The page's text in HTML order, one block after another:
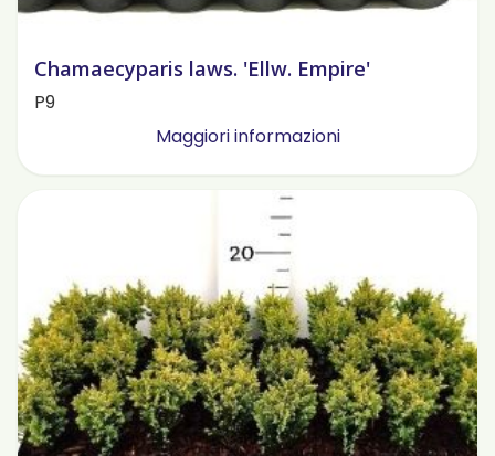
Chamaecyparis laws. 'Ellw. Empire'
P9
Maggiori informazioni